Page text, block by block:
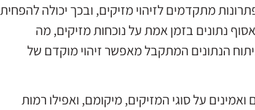
מתקדמים לזיהוי מזיקים, ובכך יכולה להפחית
נתונים בזמן אמת על נוכחות מזיקים, מה
הנתונים המתקבל מאפשר זיהוי מוקדם של
על סוגי המזיקים, מיקומם, ואפילו רמות